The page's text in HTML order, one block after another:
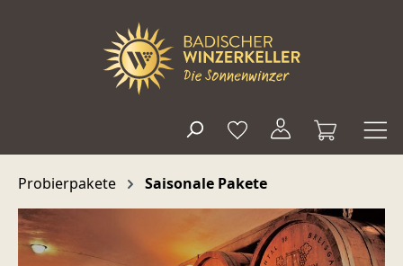
Probierpakete Saisonale Pakete